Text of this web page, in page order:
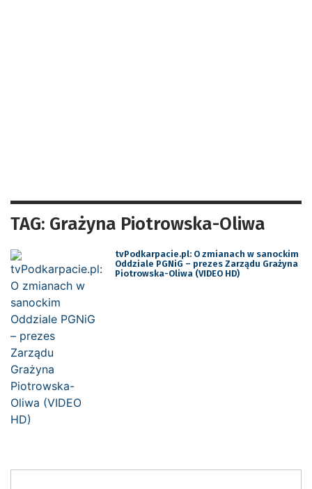
TAG: Grażyna Piotrowska-Oliwa
tvPodkarpacie.pl: O zmianach w sanockim
Oddziale PGNiG – prezes Zarządu Grażyna
Piotrowska-Oliwa (VIDEO HD)